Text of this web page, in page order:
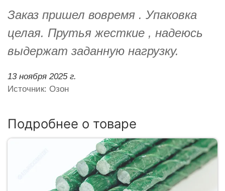
Заказ пришел вовремя . Упаковка
целая. Прутья жесткие , надеюсь
выдержат заданную нагрузку.
13 ноября 2025 г.
Источник: Озон
Подробнее о товаре